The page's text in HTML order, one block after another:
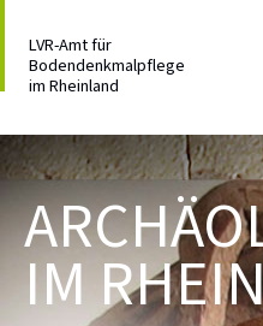
LVR-Amt für
Bodendenkmalpflege
im Rheinland
IM